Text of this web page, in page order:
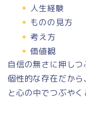
人生経験
ものの見方
考え方
価値観
自信の無さに押しつ
個性的な存在だから
と心の中でつぶやく